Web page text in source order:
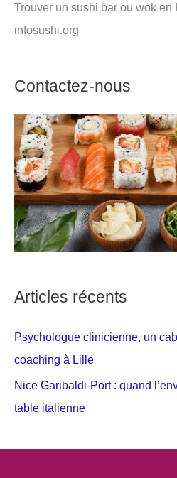
Trouver un sushi bar ou wok en
infosushi.org
Contactez-nous
Articles récents
Psychologue clinicienne, un
coaching à Lille
Nice Garibaldi-Port : quand
table italienne